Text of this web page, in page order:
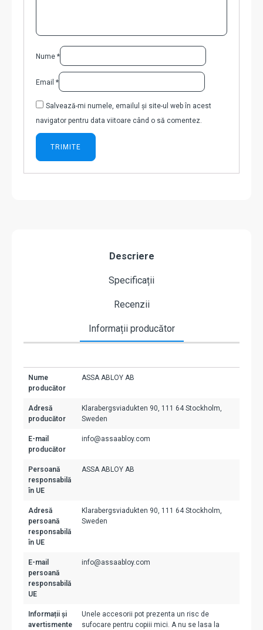
Nume *
Email *
Salvează-mi numele, emailul și site-ul web în acest
navigator pentru data viitoare când o să comentez.
Descriere
Specificații
Recenzii
Informații producător
Nume
producător
ASSA ABLOY AB
Adresă
producător
Klarabergsviadukten 90, 111 64 Stockholm,
Sweden
E-mail
producător
info@assaabloy.com
Persoană
responsabilă
în UE
ASSA ABLOY AB
Adresă
persoană
responsabilă
în UE
Klarabergsviadukten 90, 111 64 Stockholm,
Sweden
E-mail
persoană
responsabilă
UE
info@assaabloy.com
Informații și
avertismente
Unele accesorii pot prezenta un risc de
sufocare pentru copiii mici. A nu se lasa la